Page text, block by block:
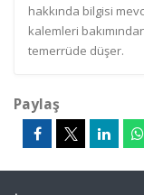
hakkında bilgisi
kalemleri
temerrüde düşer.
Paylaş